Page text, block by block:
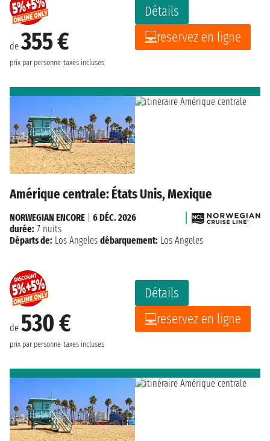
de355 €
prix par personne taxes incluses
Détails
reservez en ligne
Amérique centrale: États Unis, Mexique
de 530 €
prix par personne taxes incluses
Détails
reservez en ligne
NORWEGIAN ENCORE
6 DÉC. 2026
durée: 7 nuits
Départs de: Los Angeles débarquement: Los Angeles